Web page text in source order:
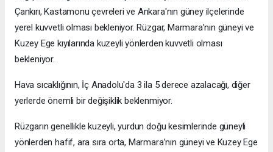
Çankırı, Kastamonu çevreleri ve Ankara'nın güney ilçelerinde
yerel kuvvetli olması bekleniyor. Rüzgar, Marmara’nın güneyi ve
Kuzey Ege kıyılarında kuzeyli yönlerden kuvvetli olması
bekleniyor.
Hava sıcaklığının, İç Anadolu'da 3 ila 5 derece azalacağı, diğer
yerlerde önemli bir değişiklik beklenmiyor.
Rüzgarın genellikle kuzeyli, yurdun doğu kesimlerinde güneyli
yönlerden hafif, ara sıra orta, Marmara’nın güneyi ve Kuzey Ege